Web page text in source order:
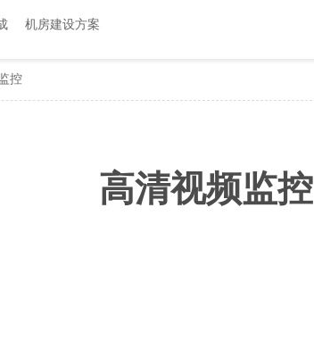
机房建设方案
控
高清视频监控